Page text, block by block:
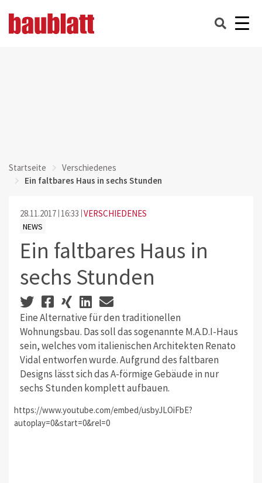
Startseite
Verschiedenes
Ein faltbares Haus in sechs Stunden
28.11.2017 16:33 VERSCHIEDENES
NEWS
Ein faltbares Haus in
sechs Stunden
Eine Alternative für den traditionellen
Wohnungsbau. Das soll das sogenannte M.A.D.I-Haus
sein, welches vom italienischen Architekten Renato
Vidal entworfen wurde. Aufgrund des faltbaren
Designs lässt sich das A-förmige Gebäude in nur
sechs Stunden komplett aufbauen.
https://www.youtube.com/embed/usbyJLOiFbE?
autoplay=0&start=0&rel=0